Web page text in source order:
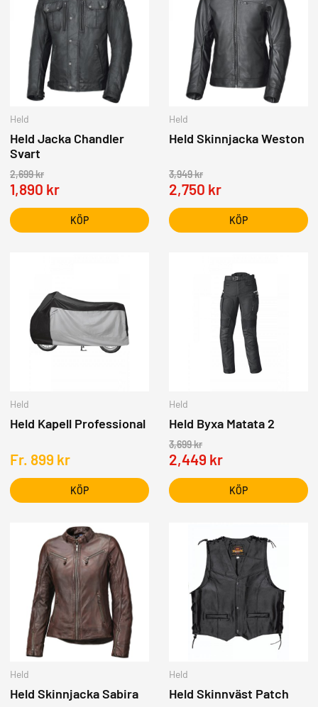
Held
Held Jacka Chandler
Svart
2,699kr
1,890 kr
KÖP
Held
Held Skinnjacka Weston
3,949kr
2,750 kr
KÖP
Held
Held Kapell Professional
Fr. 899 kr
KÖP
Held
Held Byxa Matata 2
3,699kr
2,449 kr
KÖP
Held
Held Skinnjacka Sabira
Held
Held Skinnväst Patch